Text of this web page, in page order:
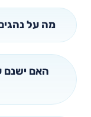
מה על
האם ישנם